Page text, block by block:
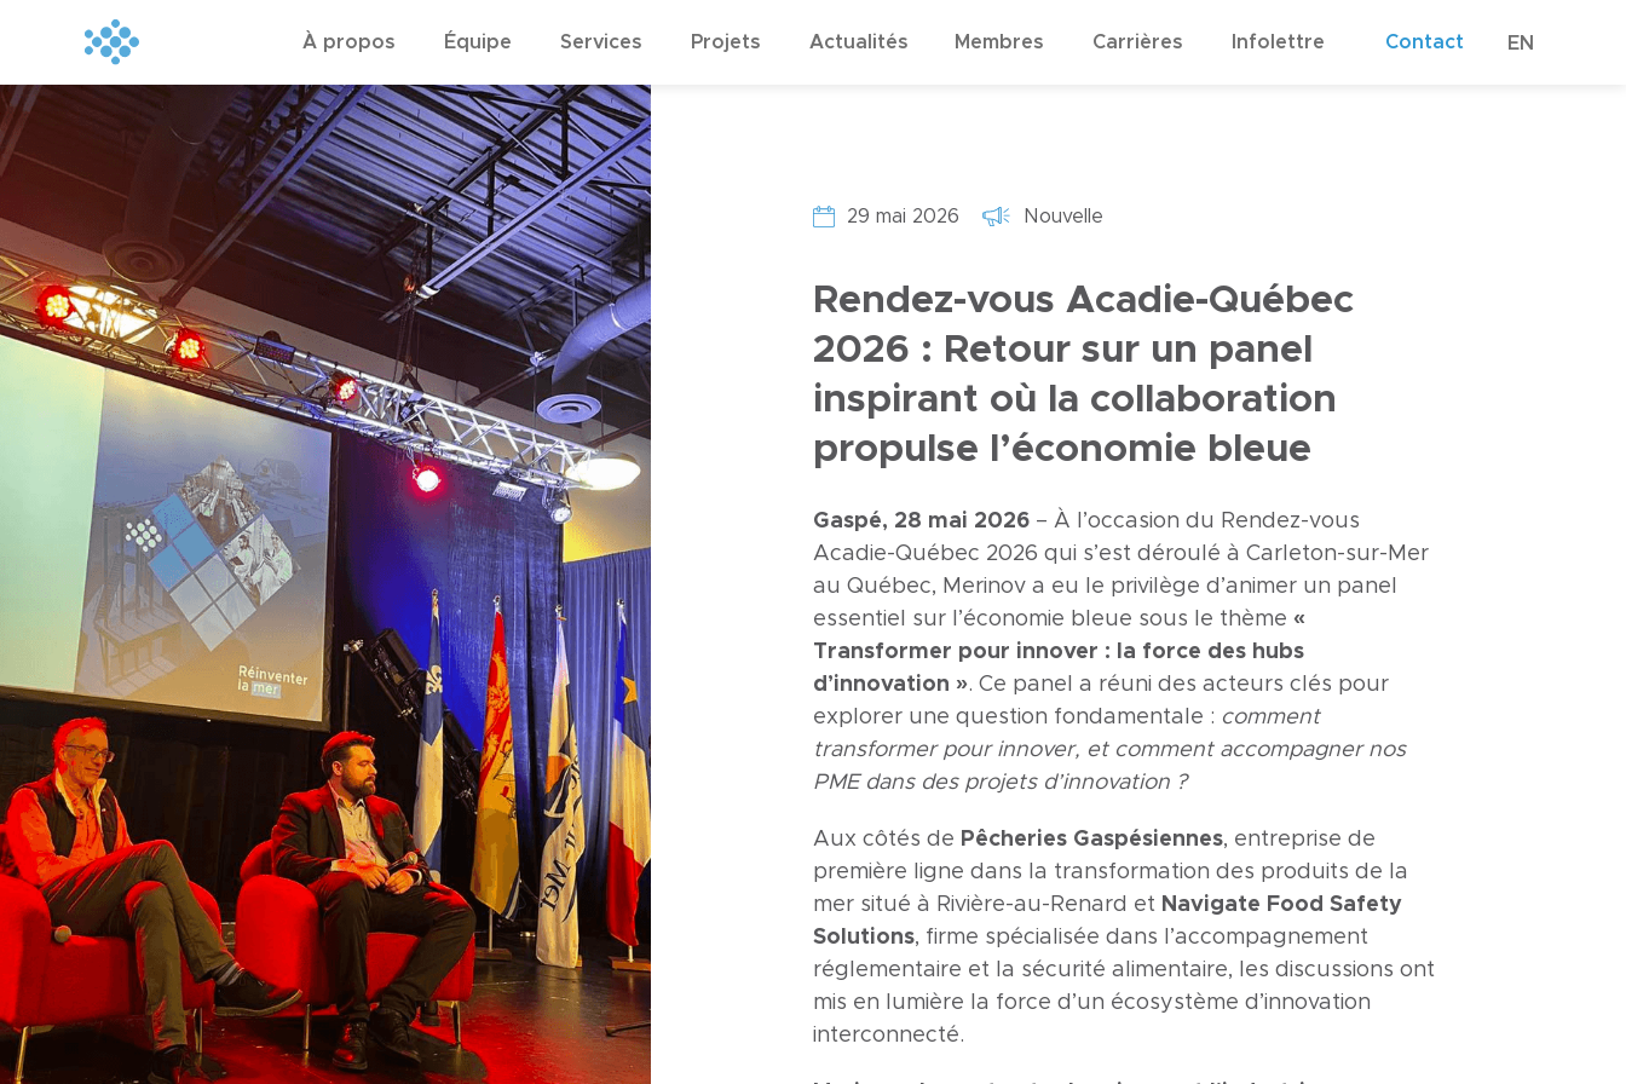
À propos Équipe Services Projets Actualités Membres Carrières Infolettre Contact EN
29 mai 2026 Nouvelle
Rendez-vous Acadie-Québec
2026 : Retour sur un panel
inspirant où la collaboration
propulse l’économie bleue
Gaspé, 28 mai 2026 – À l’occasion du Rendez-vous
Acadie-Québec 2026 qui s’est déroulé à Carleton-sur-Mer
au Québec, Merinov a eu le privilège d’animer un panel
essentiel sur l’économie bleue sous le thème «
Transformer pour innover : la force des hubs
d’innovation ». Ce panel a réuni des acteurs clés pour
explorer une question fondamentale : comment
transformer pour innover, et comment accompagner nos
PME dans des projets d’innovation ?
Aux côtés de Pêcheries Gaspésiennes, entreprise de
première ligne dans la transformation des produits de la
mer situé à Rivière-au-Renard et Navigate Food Safety
Solutions, firme spécialisée dans l’accompagnement
réglementaire et la sécurité alimentaire, les discussions ont
mis en lumière la force d’un écosystème d’innovation
interconnecté.